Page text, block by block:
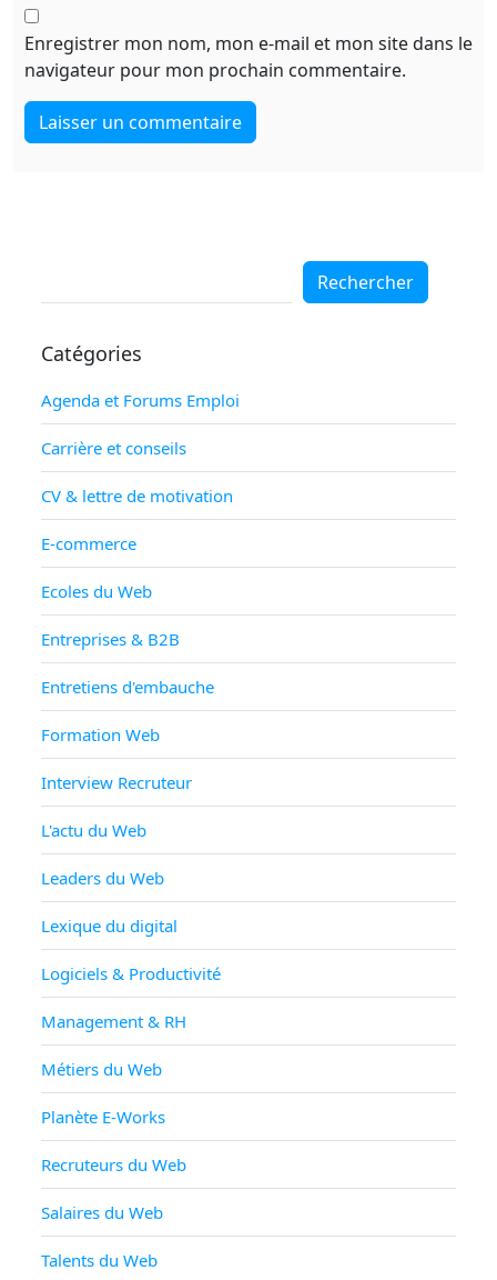
Enregistrer mon nom, mon e-mail et mon site dans le
navigateur pour mon prochain commentaire.
Rechercher
Catégories
Agenda et Forums Emploi
Carrière et conseils
CV & lettre de motivation
E-commerce
Ecoles du Web
Entreprises & B2B
Entretiens d'embauche
Formation Web
Interview Recruteur
L'actu du Web
Leaders du Web
Lexique du digital
Logiciels & Productivité
Management & RH
Métiers du Web
Planète E-Works
Recruteurs du Web
Salaires du Web
Talents du Web